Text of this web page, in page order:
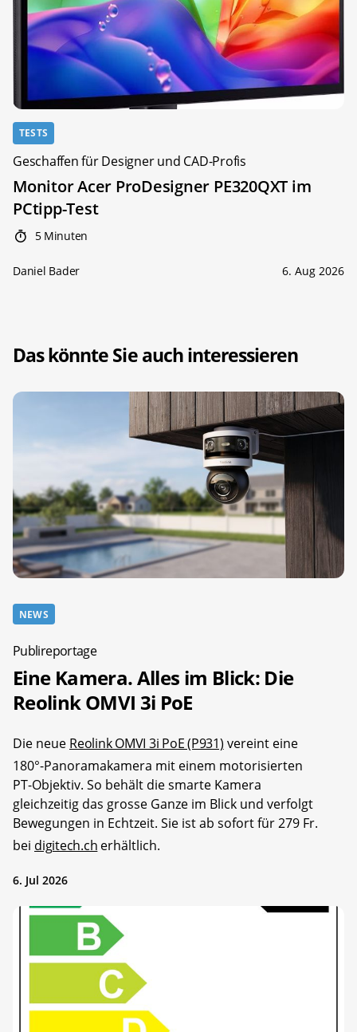
TESTS
Geschaffen für Designer und CAD-Profis
Monitor Acer ProDesigner PE320QXT im
PCtipp-Test
5 Minuten
Daniel Bader 6. Aug 2026
Das könnte Sie auch interessieren
NEWS
Publireportage
Eine Kamera. Alles im Blick: Die
Reolink OMVI 3i PoE
Die neue Reolink OMVI 3i PoE (P931) vereint eine
180°-Panoramakamera mit einem motorisierten
PT-Objektiv. So behält die smarte Kamera
gleichzeitig das grosse Ganze im Blick und verfolgt
Bewegungen in Echtzeit. Sie ist ab sofort für 279 Fr.
bei digitech.ch erhältlich.
6. Jul 2026